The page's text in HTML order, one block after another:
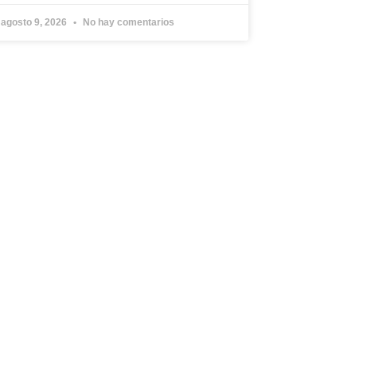
agosto 9, 2026 No hay comentarios